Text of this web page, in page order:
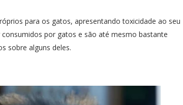
para os gatos, apresentando toxicidade ao seu
por gatos e são até mesmo bastante
sobre alguns deles.